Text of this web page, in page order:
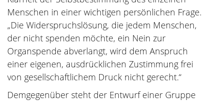
Menschen in einer wichtigen persönlichen Frage.
„Die Widerspruchslösung, die jedem Menschen,
der nicht spenden möchte, ein Nein zur
Organspende abverlangt, wird dem Anspruch
einer eigenen, ausdrücklichen Zustimmung frei
von gesellschaftlichem Druck nicht gerecht.“
Demgegenüber steht der Entwurf einer Gruppe